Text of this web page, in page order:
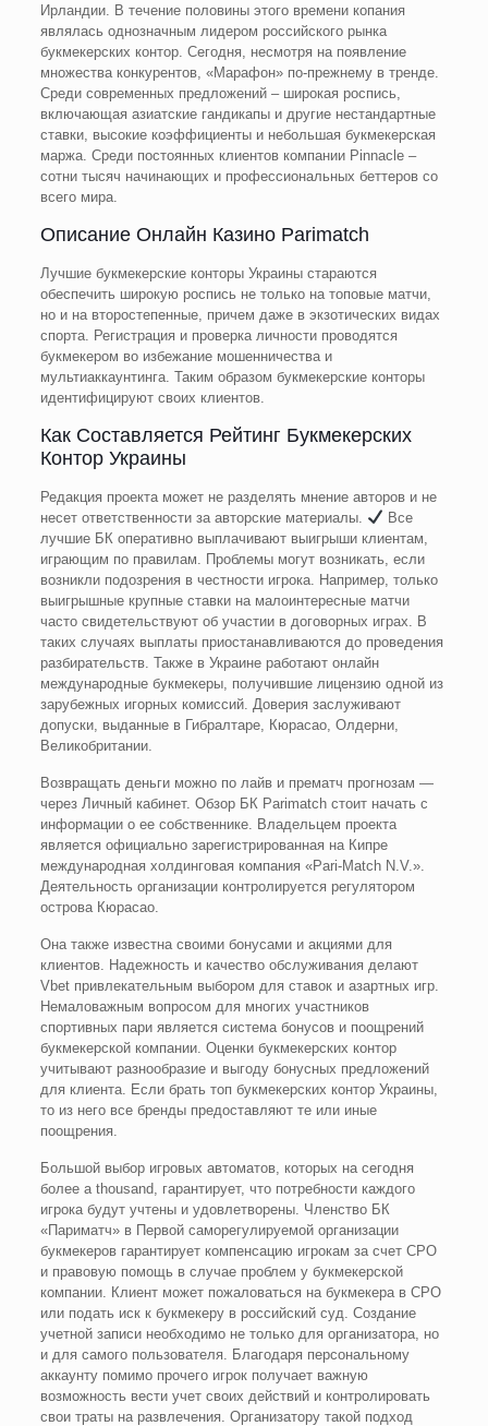
Ирландии. В течение половины этого времени копания
являлась однозначным лидером российского рынка
букмекерских контор. Сегодня, несмотря на появление
множества конкурентов, «Марафон» по-прежнему в тренде.
Среди современных предложений – широкая роспись,
включающая азиатские гандикапы и другие нестандартные
ставки, высокие коэффициенты и небольшая букмекерская
маржа. Среди постоянных клиентов компании Pinnacle –
сотни тысяч начинающих и профессиональных беттеров со
всего мира.
Описание Онлайн Казино Parimatch
Лучшие букмекерские конторы Украины стараются
обеспечить широкую роспись не только на топовые матчи,
но и на второстепенные, причем даже в экзотических видах
спорта. Регистрация и проверка личности проводятся
букмекером во избежание мошенничества и
мультиаккаунтинга. Таким образом букмекерские конторы
идентифицируют своих клиентов.
Как Составляется Рейтинг Букмекерских
Контор Украины
Редакция проекта может не разделять мнение авторов и не
несет ответственности за авторские материалы.
Все
лучшие БК оперативно выплачивают выигрыши клиентам,
играющим по правилам. Проблемы могут возникать, если
возникли подозрения в честности игрока. Например, только
выигрышные крупные ставки на малоинтересные матчи
часто свидетельствуют об участии в договорных играх. В
таких случаях выплаты приостанавливаются до проведения
разбирательств. Также в Украине работают онлайн
международные букмекеры, получившие лицензию одной из
зарубежных игорных комиссий. Доверия заслуживают
допуски, выданные в Гибралтаре, Кюрасао, Олдерни,
Великобритании.
Возвращать деньги можно по лайв и прематч прогнозам —
через Личный кабинет. Обзор БК Parimatch стоит начать с
информации о ее собственнике. Владельцем проекта
является официально зарегистрированная на Кипре
международная холдинговая компания «Pari-Match N.V.».
Деятельность организации контролируется регулятором
острова Кюрасао.
Она также известна своими бонусами и акциями для
клиентов. Надежность и качество обслуживания делают
Vbet привлекательным выбором для ставок и азартных игр.
Немаловажным вопросом для многих участников
спортивных пари является система бонусов и поощрений
букмекерской компании. Оценки букмекерских контор
учитывают разнообразие и выгоду бонусных предложений
для клиента. Если брать топ букмекерских контор Украины,
то из него все бренды предоставляют те или иные
поощрения.
Большой выбор игровых автоматов, которых на сегодня
более a thousand, гарантирует, что потребности каждого
игрока будут учтены и удовлетворены. Членство БК
«Париматч» в Первой саморегулируемой организации
букмекеров гарантирует компенсацию игрокам за счет СРО
и правовую помощь в случае проблем у букмекерской
компании. Клиент может пожаловаться на букмекера в СРО
или подать иск к букмекеру в российский суд. Создание
учетной записи необходимо не только для организатора, но
и для самого пользователя. Благодаря персональному
аккаунту помимо прочего игрок получает важную
возможность вести учет своих действий и контролировать
свои траты на развлечения. Организатору такой подход